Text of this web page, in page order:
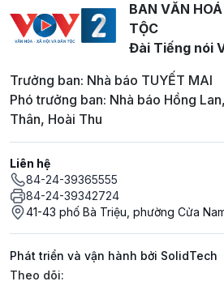
BAN VĂN
TỘC
Đài Tiếng nói
Trưởng ban: Nhà báo TUYẾT MAI
Phó trưởng ban: Nhà báo Hồng
Thân, Hoài Thu
Liên hệ
84-24-39365555
84-24-39342724
41-43 phố Bà Triệu, phường Cửa
Phát triển và vận hành bởi SolidTech
Mạng xã hội
Theo dõi: